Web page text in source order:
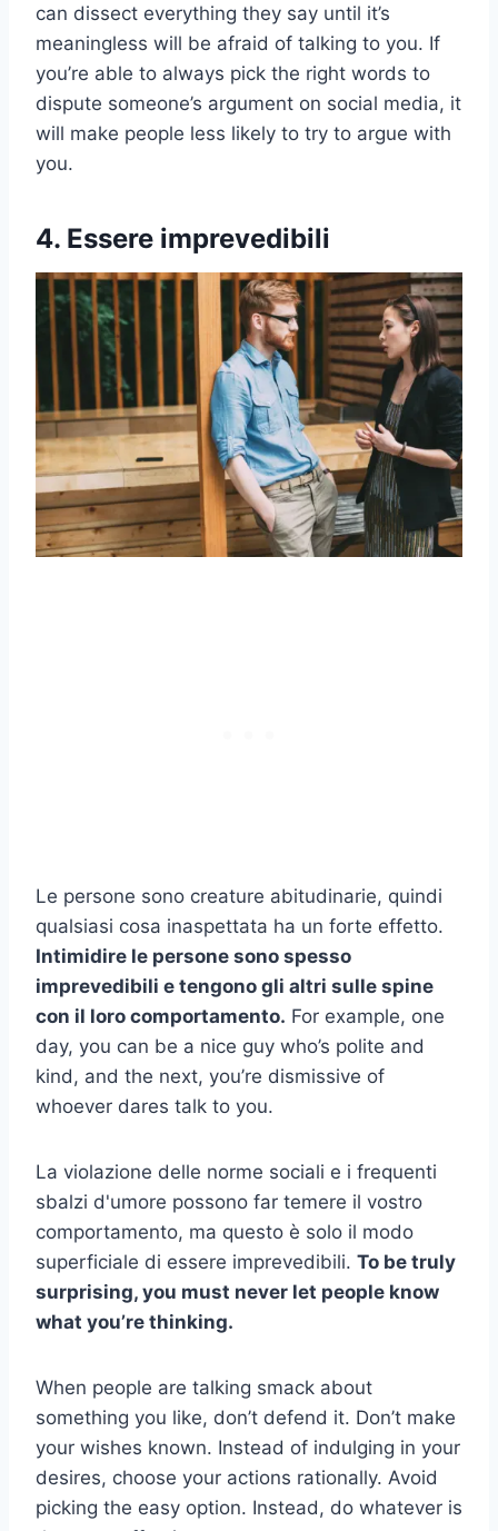
can dissect everything they say until it’s
meaningless will be afraid of talking to you. If
you’re able to always pick the right words to
dispute someone’s argument on social media, it
will make people less likely to try to argue with
you.
4. Essere imprevedibili
Le persone sono creature abitudinarie, quindi
qualsiasi cosa inaspettata ha un forte effetto.
Intimidire le persone sono spesso
imprevedibili e tengono gli altri sulle spine
con il loro comportamento. For example, one
day, you can be a nice guy who’s polite and
kind, and the next, you’re dismissive of
whoever dares talk to you.
La violazione delle norme sociali e i frequenti
sbalzi d'umore possono far temere il vostro
comportamento, ma questo è solo il modo
superficiale di essere imprevedibili. To be truly
surprising, you must never let people know
what you’re thinking.
When people are talking smack about
something you like, don’t defend it. Don’t make
your wishes known. Instead of indulging in your
desires, choose your actions rationally. Avoid
picking the easy option. Instead, do whatever is